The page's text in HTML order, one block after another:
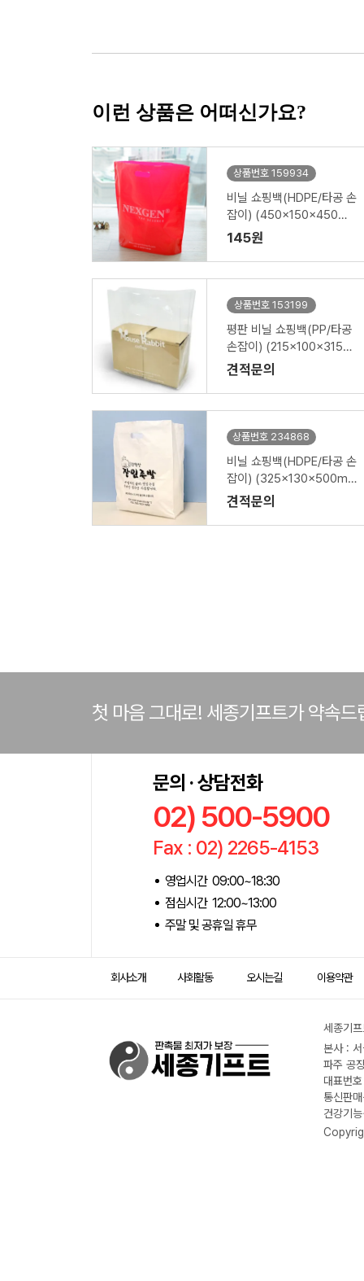
이런 상품은 어떠신가요?
상품번호 159934
비닐 쇼핑백(HDPE/타공 손
잡이) (450x150x450m
m)
145원
상품번호 153199
평판 비닐 쇼핑백(PP/타공
손잡이) (215x100x315m
m)
견적문의
상품번호 234868
비닐 쇼핑백(HDPE/타공 손
잡이) (325x130x500m
m)
견적문의
첫 마음 그대로! 세종기프트가 약속드
문의 · 상담전화
02) 500-5900
Fax : 02) 2265-4153
영업시간 09:00~18:30
점심시간 12:00~13:00
주말 및 공휴일 휴무
회사소개 사회활동 오시는길 이용약관
세종기
본사 :
파주 공
대표번
통신판
건강기